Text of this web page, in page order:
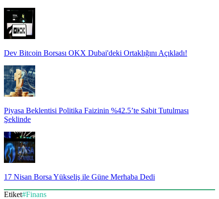
Dev Bitcoin Borsası OKX Dubai'deki Ortaklığını Açıkladı!
Piyasa Beklentisi Politika Faizinin %42.5’te Sabit Tutulması
Şeklinde
17 Nisan Borsa Yükseliş ile Güne Merhaba Dedi
Etiket#Finans